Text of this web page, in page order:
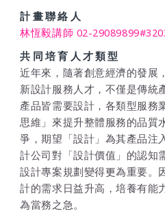
計畫聯絡人
林恆毅講師 02-
共同培育人才類型
近年來，隨著創意經濟的發展
新設計服務人才，不僅是傳統
產品皆需要設計，各類型服務
思維」來提升整體服務的品質
爭，期望「設計」為其產品注
計公司對「設計價值」的認知
設計專案規劃變得更為重要。
計的需求日益升高，培養有能
為當務之急。